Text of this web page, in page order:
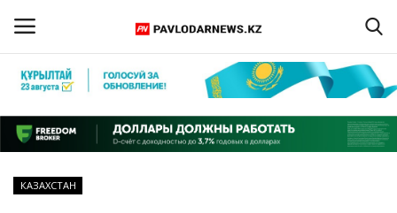
Регистрация
Главная
КАЗАХСТАН